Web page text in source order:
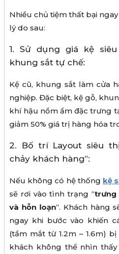
Nhiều chủ tiệm thất bại
lý do sau:
1. Sử dụng giá kệ
khung sắt tự chế:
Kệ cũ, khung sắt làm cửa
nghiệp. Đặc biệt, kệ gỗ,
khí hậu nồm ẩm đặc trưng
giảm 50% giá trị hàng hóa
2. Bố trí Layout siêu
chảy khách hàng”:
Nếu không có hệ thống kệ
sẽ rơi vào tình trạng “trưng
và hỗn loạn“. Khách hàng
ngay khi bước vào khiến
(tầm mắt từ 1.2m – 1.6m)
khách không thể nhìn